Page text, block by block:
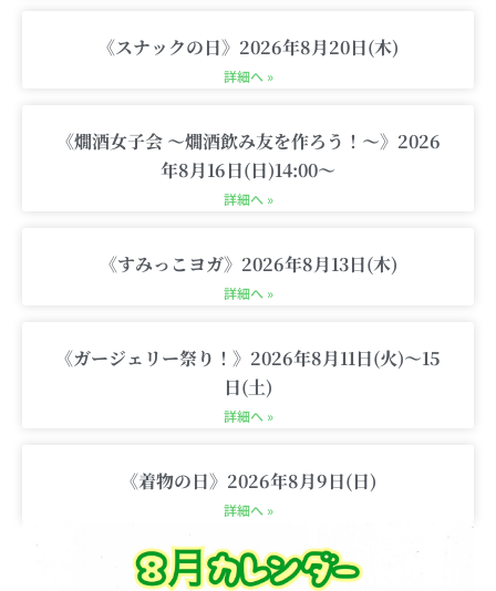
m -
r
《スナックの日》2026年8月20日(木)
詳細へ »
《燗酒女子会 〜燗酒飲み友を作ろう！〜》2026
年8月16日(日)14:00〜
詳細へ »
《すみっこヨガ》2026年8月13日(木)
詳細へ »
《ガージェリー祭り！》2026年8月11日(火)〜15
日(土)
詳細へ »
《着物の日》2026年8月9日(日)
詳細へ »